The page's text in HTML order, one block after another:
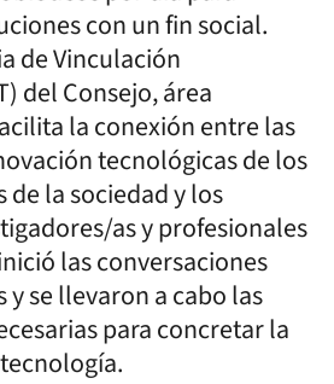
con un fin social.
de Vinculación
del Consejo, área
la conexión entre las
tecnológicas de los
de la sociedad y los
as y profesionales
las conversaciones
y se llevaron a cabo las
para concretar la